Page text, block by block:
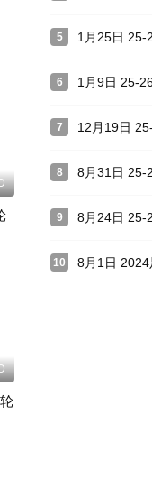
5 1月25日 25-26赛
6 1月9日 25-26赛
7 12月19日 25-26赛
8 8月31日 25-
9 8月24日 25-
10 8月1日